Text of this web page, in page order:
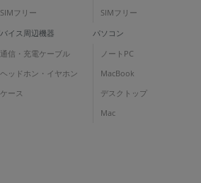
SIMフリー
SIMフリー
イス周辺機器
通信・充電ケーブル
ヘッドホン・イヤホン
ケース
パソコン
ノートPC
MacBook
デスクトップ
Mac